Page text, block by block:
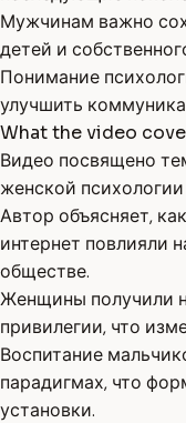
Мужчинам важно
детей и
Понимание
улучшить
What the video
Видео посвящено
женской
Автор объясняет,
интернет повлияли
обществе.
Женщины получили
привилегии, что
Воспитание
парадигмах, что
установки.